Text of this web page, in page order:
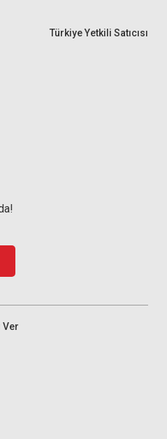
Türkiye Yetkili Satıcısı
Ver